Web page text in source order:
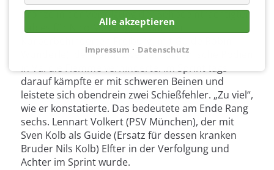
Bronze in der Verfolgung der Sehbeeinträchtigten
gab es für Nico Messinger (Ring der
Wunderle), der damit zwei rein ukrainische Podien
in Val die Fiemme verhinderte. Im Sprint tags
darauf kämpfte er mit schweren Beinen und
leistete sich obendrein zwei Schießfehler. „Zu viel“,
wie er konstatierte. Das bedeutete am Ende Rang
sechs. Lennart Volkert (PSV München), der mit
Sven Kolb als Guide (Ersatz für dessen kranken
Bruder Nils Kolb) Elfter in der Verfolgung und
Achter im Sprint wurde.
Alle akzeptieren
Impressum Datenschutz